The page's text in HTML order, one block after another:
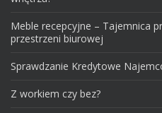
Meble recepcyjne – Tajemnica
przestrzeni biurowej
Sprawdzanie Kredytowe
Z workiem czy bez?